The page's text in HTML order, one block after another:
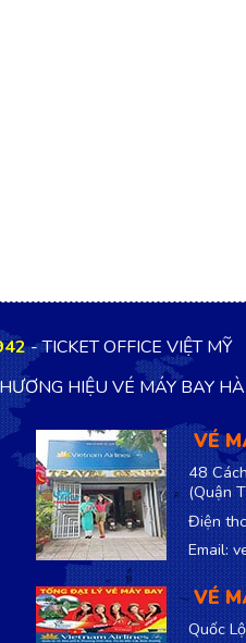
- TICKET OFFICE VIỆT MỸ
HIỆU VÉ MÁY BAY
VÉ
48
(Quận
Điện
Email:
VÉ
Quốc